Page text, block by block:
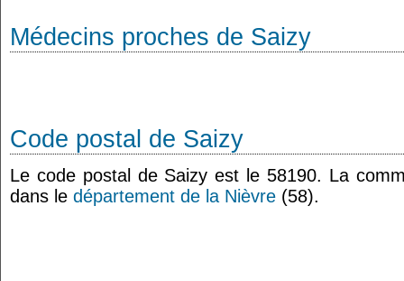
Médecins proches de Saizy
Code postal de Saizy
Le code postal de Saizy est le 58190. La
dans le département de la Nièvre (58).